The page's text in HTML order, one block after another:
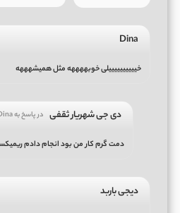
Dina
خییییییییییلی خوبههههه مثل همیشهههه
دی جی شهریار ثقفی در پاسخ به Dina
دمت گرم کار من بود انجام دادم
دیجی باربد